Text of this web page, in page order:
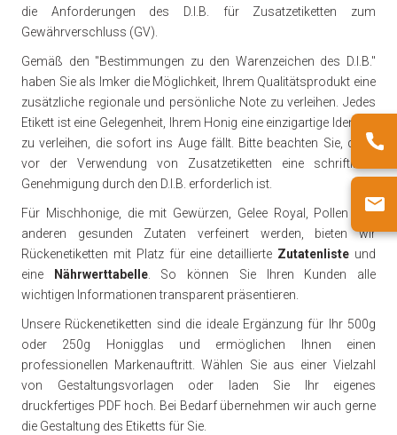
die Anforderungen des D.I.B. für Zusatzetiketten zum
Gewährverschluss (GV).
Gemäß den "Bestimmungen zu den Warenzeichen des D.I.B."
haben Sie als Imker die Möglichkeit, Ihrem Qualitätsprodukt eine
zusätzliche regionale und persönliche Note zu verleihen. Jedes
Etikett ist eine Gelegenheit, Ihrem Honig eine einzigartige Identität
zu verleihen, die sofort ins Auge fällt. Bitte beachten Sie, dass
vor der Verwendung von Zusatzetiketten eine schriftliche
Genehmigung durch den D.I.B. erforderlich ist.
Für Mischhonige, die mit Gewürzen, Gelee Royal, Pollen und
anderen gesunden Zutaten verfeinert werden, bieten wir
Rückenetiketten mit Platz für eine detaillierte Zutatenliste und
eine Nährwerttabelle. So können Sie Ihren Kunden alle
wichtigen Informationen transparent präsentieren.
Unsere Rückenetiketten sind die ideale Ergänzung für Ihr 500g
oder 250g Honigglas und ermöglichen Ihnen einen
professionellen Markenauftritt. Wählen Sie aus einer Vielzahl
von Gestaltungsvorlagen oder laden Sie Ihr eigenes
druckfertiges PDF hoch. Bei Bedarf übernehmen wir auch gerne
die Gestaltung des Etiketts für Sie.